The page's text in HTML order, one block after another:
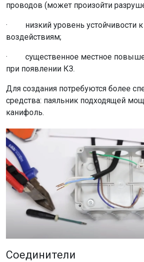
проводов (может произойти
· низкий уровень устойчивости к
воздействиям;
· существенное местное
при появлении КЗ.
Для создания потребуются более
средства: паяльник подходящей
канифоль.
Соединители